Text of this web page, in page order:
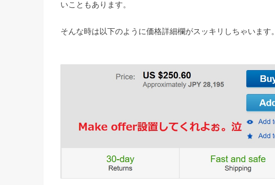
いこともあります。
そんな時は以下のように価格詳細欄がスッキリしちゃいます。